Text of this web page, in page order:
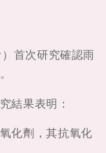
首次研究確認雨
結果表明：
化劑，其抗氧化